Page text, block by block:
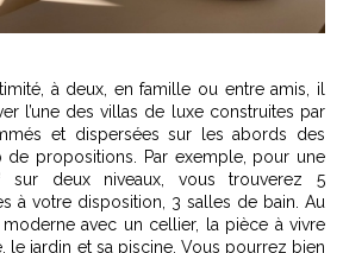
à deux, en famille ou entre amis, il
l’une des villas de luxe construites par
et dispersées sur les abords des
propositions. Par exemple, pour une
sur deux niveaux, vous trouverez 5
à votre disposition, 3 salles de bain. Au
moderne avec un cellier, la pièce à vivre
le jardin et sa piscine. Vous pourrez bien